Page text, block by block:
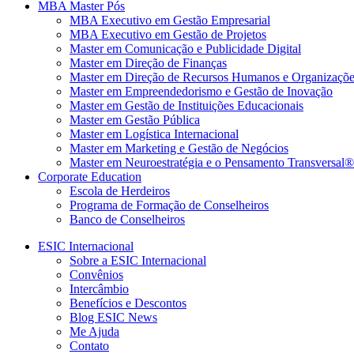
MBA Master Pós
MBA Executivo em Gestão Empresarial
MBA Executivo em Gestão de Projetos
Master em Comunicação e Publicidade Digital
Master em Direção de Finanças
Master em Direção de Recursos Humanos e
Master em Empreendedorismo e Gestão de Inovação
Master em Gestão de Instituições Educacionais
Master em Gestão Pública
Master em Logística Internacional
Master em Marketing e Gestão de Negócios
Master em Neuroestratégia e o Pensamento Transversal®
Corporate Education
Escola de Herdeiros
Programa de Formação de Conselheiros
Banco de Conselheiros
ESIC Internacional
Sobre a ESIC Internacional
Convênios
Intercâmbio
Benefícios e Descontos
Blog ESIC News
Me Ajuda
Contato